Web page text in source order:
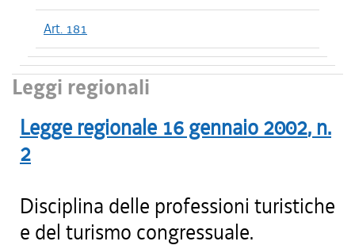
Art. 181
Leggi regionali
Legge regionale 16 gennaio 2002, n.
2
Disciplina delle professioni turistiche
e del turismo congressuale.